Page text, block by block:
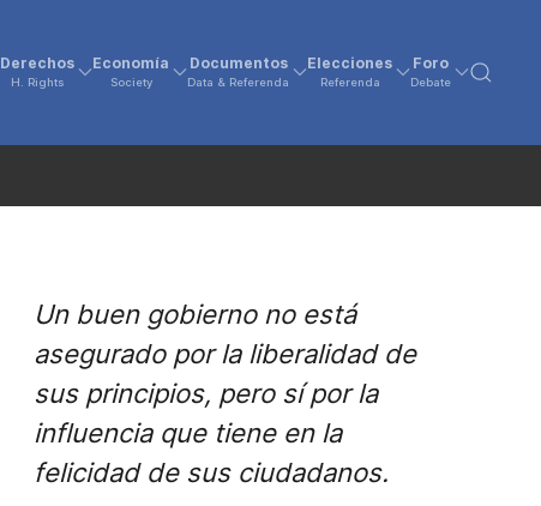
Derechos
H. Rights
Economía
Society
Documentos
Data & Referenda
Elecciones
Referenda
Foro
Debate
Un buen gobierno no está
asegurado por la liberalidad de
sus principios, pero sí por la
influencia que tiene en la
felicidad de sus ciudadanos.